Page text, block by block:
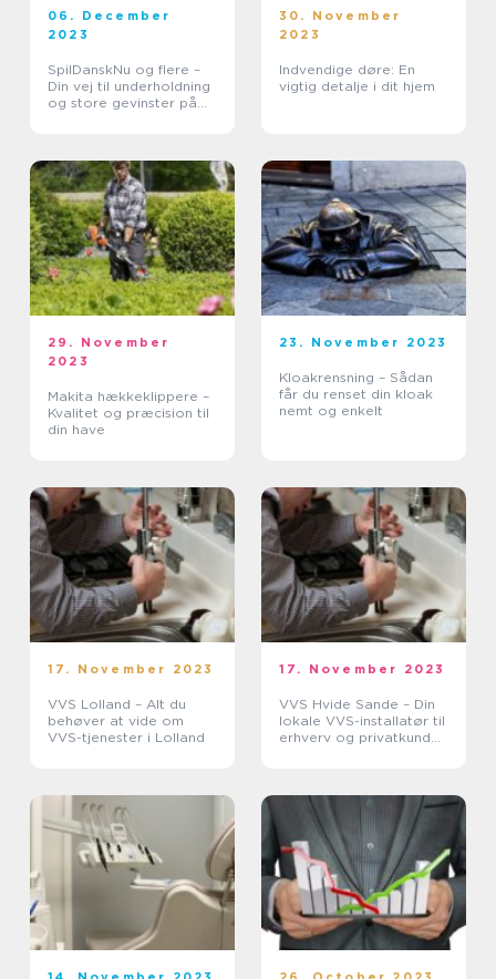
06. December
2023
SpilDanskNu og flere –
Din vej til underholdning
og store gevinster på
30. November
2023
Indvendige døre: En
vigtig detalje i dit hjem
29. November
2023
Makita hækkeklippere –
Kvalitet og præcision til
din have
23. November 2023
Kloakrensning – Sådan
får du renset din kloak
nemt og enkelt
17. November 2023
VVS Lolland – Alt du
behøver at vide om
VVS-tjenester i Lolland
17. November 2023
VVS Hvide Sande – Din
lokale VVS-installatør til
erhverv og privatkunder